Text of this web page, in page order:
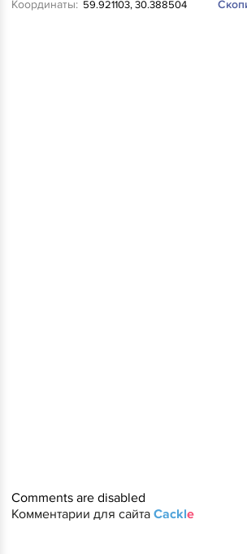
Координаты:
Comments are disabled
Комментарии для сайта Cackle